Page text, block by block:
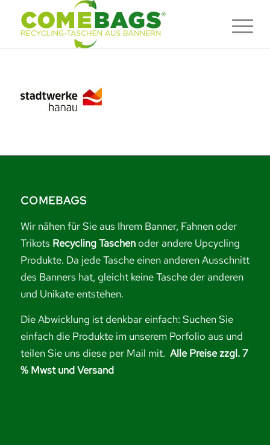
COMEBAGS
Wir nähen für Sie aus Ihrem Banner, Fahnen oder
Trikots Recycling Taschenoder andere Upcycling
Produkte. Da jede Tasche einen anderen Ausschnitt
des Banners hat, gleicht keine Tasche der anderen
und Unikate entstehen.
Die Abwicklung ist denkbar einfach: Suchen Sie
einfach die Produkte im unserem Porfolio aus und
teilen Sie uns diese per Mail mit. Alle Preise zzgl. 7
% Mwst und Versand